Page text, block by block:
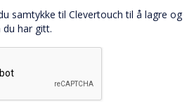
samtykke til Clevertouch til å lagre og
har gitt.